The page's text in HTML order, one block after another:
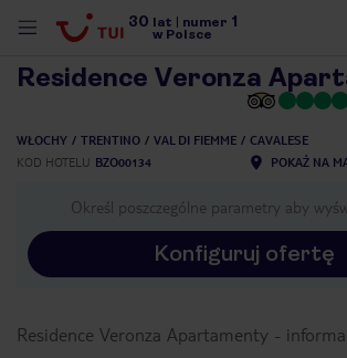
30 lat numer 1
w Polsce
Residence Veronza
WŁOCHY TRENTINO VAL DI FIEMME
CAVALESE
KOD HOTELU BZO00134 POKAŻ NA
Określ poszczególne parametry aby
Konfiguruj ofertę
Residence Veronza Apartamenty -